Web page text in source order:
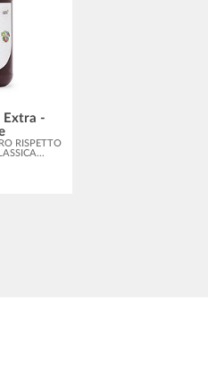
Extra -
RISPETTO